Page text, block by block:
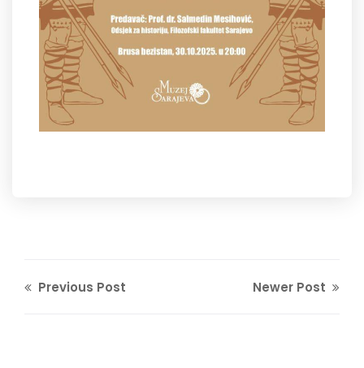
Previous Post Newer Post